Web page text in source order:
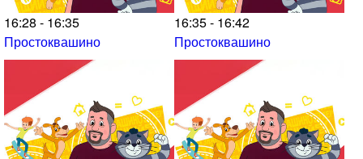
16:28 - 16:35
Простоквашино
16:35 - 16:42
Простоквашино